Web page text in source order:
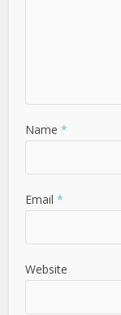
Name *
Email *
Website